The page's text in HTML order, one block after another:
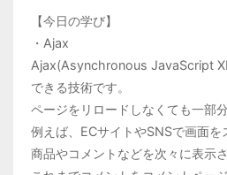
【今日の学び】
・Ajax
Ajax(Asynchronous JavaScript
できる技術です。
ページをリロードしなくても一部
例えば、ECサイトやSNSで画面を
商品やコメントなどを次々に表示